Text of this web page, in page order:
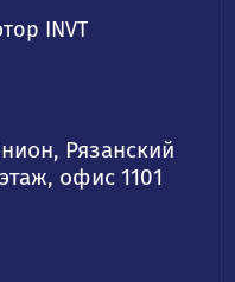
INVT
Рязанский
офис 1101